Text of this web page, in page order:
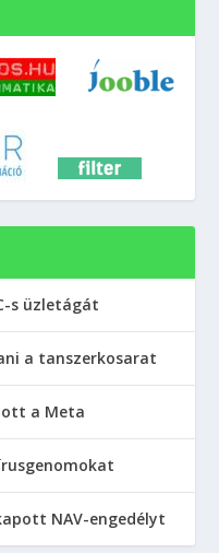
s üzletágát
a tanszerkosarat
a Meta
NAV-engedélyt